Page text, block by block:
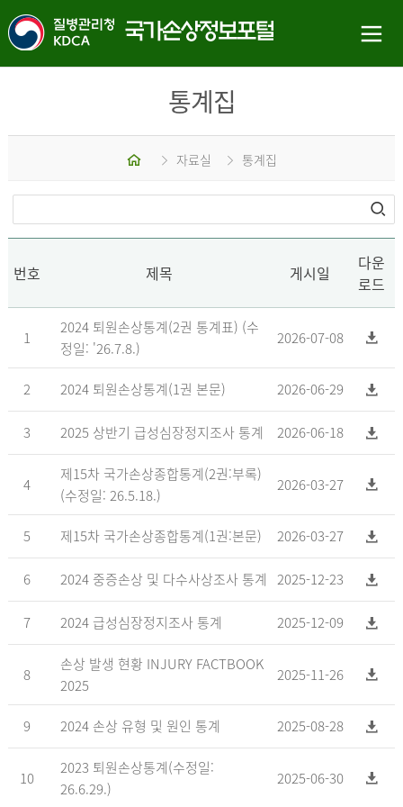
통계집
홈 자료실 통계집
번호 제목 게시일
다운
로드
1
2024 퇴원손상통계(2권 통계표) (수
정일: '26.7.8.)
2026-07-08
2 2024 퇴원손상통계(1권 본문) 2026-06-29
3 2025 상반기 급성심장정지조사 통계 2026-06-18
4
제15차 국가손상종합통계(2권:부록)
(수정일: 26.5.18.)
2026-03-27
5 제15차 국가손상종합통계(1권:본문) 2026-03-27
6 2024 중증손상 및 다수사상조사 통계 2025-12-23
7 2024 급성심장정지조사 통계 2025-12-09
8
손상 발생 현황 INJURY FACTBOOK
2025
2025-11-26
9 2024 손상 유형 및 원인 통계 2025-08-28
10
2023 퇴원손상통계(수정일:
26.6.29.)
2025-06-30